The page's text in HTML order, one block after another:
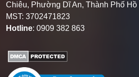
Chiêu, Phường Dĩ An, Thành Phố Hồ
MST: 3702471823
Hotline: 0909 382 863